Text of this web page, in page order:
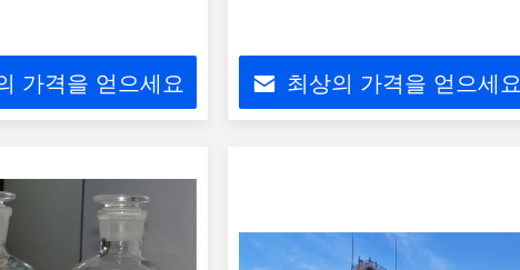
가격을 얻으세요 최상의 가격을 얻으세요